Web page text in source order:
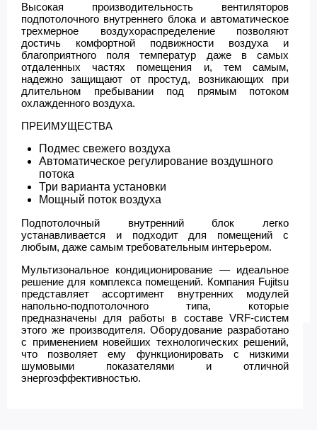
Высокая производительность вентиляторов
подпотолочного внутреннего блока и автоматическое
трехмерное воздухораспределение позволяют
достичь комфортной подвижности воздуха и
благоприятного поля температур даже в самых
отдаленных частях помещения и, тем самым,
надежно защищают от простуд, возникающих при
длительном пребывании под прямым потоком
охлажденного воздуха.
ПРЕИМУЩЕСТВА
Подмес свежего воздуха
Автоматическое регулирование воздушного
потока
Три варианта установки
Мощный поток воздуха
Подпотолочный внутренний блок легко
устанавливается и подходит для помещений с
любым, даже самым требовательным интерьером.
Мультизональное кондиционирование — идеальное
решение для комплекса помещений. Компания Fujitsu
представляет ассортимент внутренних модулей
напольно-подпотолочного типа, которые
предназначены для работы в составе VRF-систем
этого же производителя. Оборудование разработано
с применением новейших технологических решений,
что позволяет ему функционировать с низкими
шумовыми показателями и отличной
энергоэффективностью.